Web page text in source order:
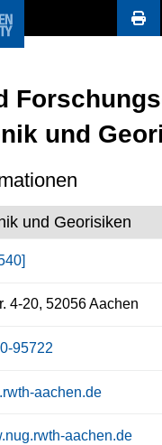
und
und Georisiken
4-20, 52056 Aachen
95722
aachen.de
aachen.de